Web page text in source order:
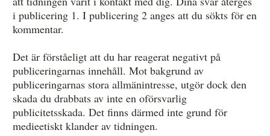
i publicering 1. I publicering 2 anges att du sökts för en
kommentar.
Det är förståeligt att du har reagerat negativt på
publiceringarnas innehåll. Mot bakgrund av
publiceringarnas stora allmänintresse, utgör dock den
skada du drabbats av inte en oförsvarlig
publicitetsskada. Det finns därmed inte grund för
medieetiskt klander av tidningen.